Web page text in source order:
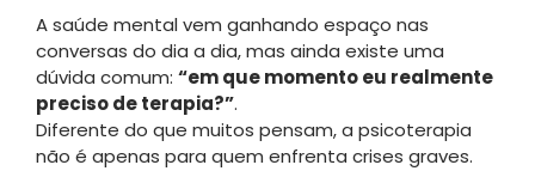
A saúde mental vem ganhando espaço nas
conversas do dia a dia, mas ainda existe uma
dúvida comum: “em que momento eu realmente
preciso de terapia?”.
Diferente do que muitos pensam, a psicoterapia
não é apenas para quem enfrenta crises graves.